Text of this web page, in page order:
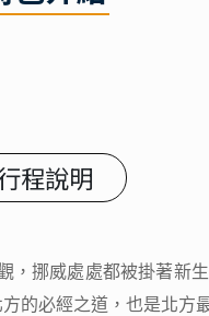
程說明
挪威處處都被掛著新
的必經之道，也是北